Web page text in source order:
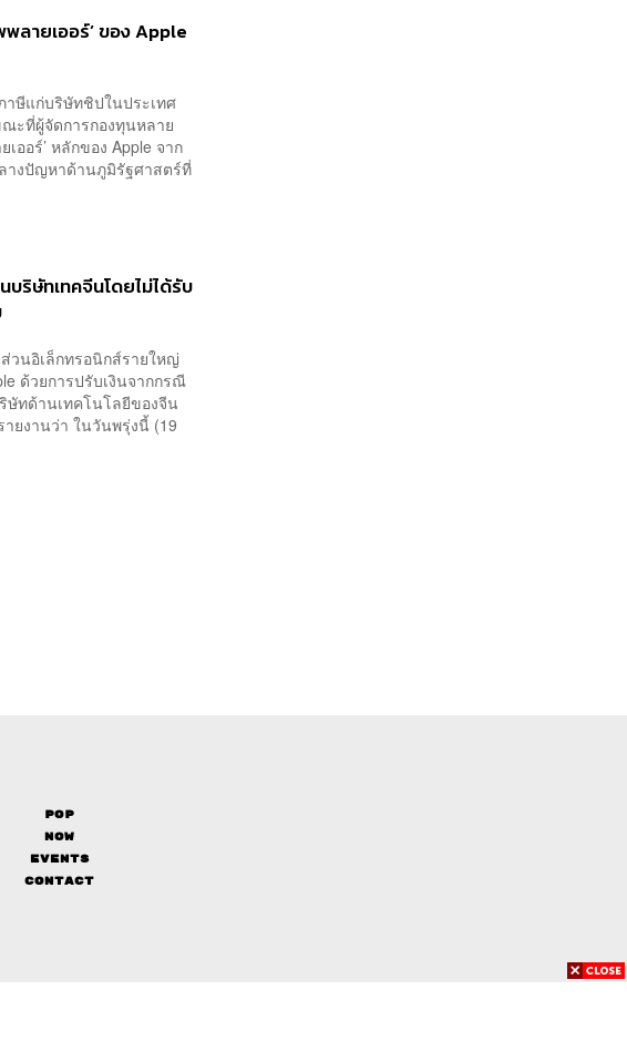
ลายเออร์’ ของ Apple
ษีแก่บริษัทชิปในประเทศ
ะที่ผู้จัดการกองทุนหลาย
ออร์’ หลักของ Apple จาก
างปัญหาด้านภูมิรัฐศาสตร์ที่
ริษัทเทคจีนโดยไม่ได้รับ
วนอิเล็กทรอนิกส์รายใหญ่
ด้วยการปรับเงินจากกรณี
ษัทด้านเทคโนโลยีของจีน
ยงานว่า ในวันพรุ่งนี้ (19
Pop
Now
Events
Contact